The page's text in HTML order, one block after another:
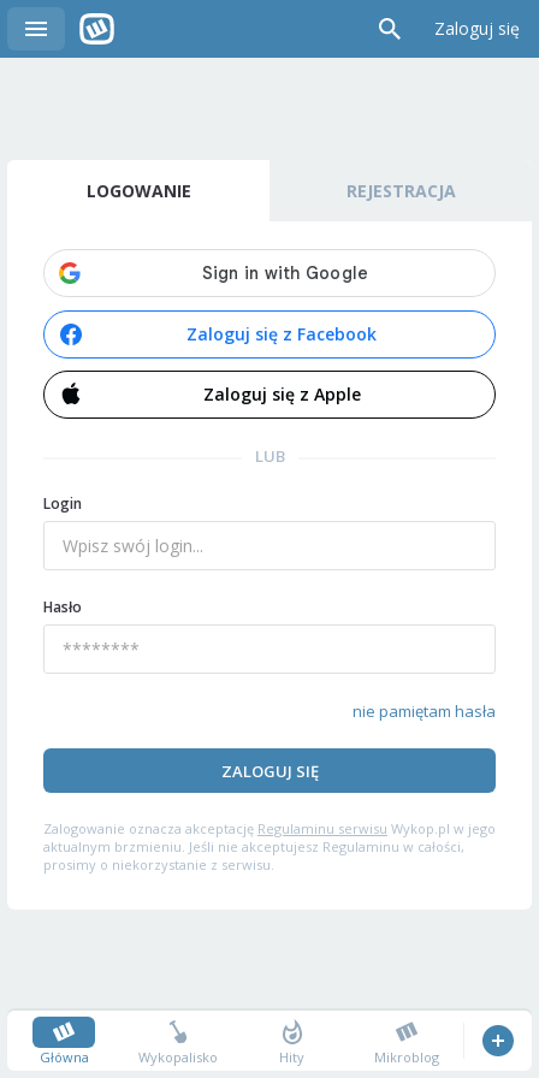
Zaloguj się
LOGOWANIE REJESTRACJA
Zaloguj się z Facebook
Zaloguj się z Apple
LUB
Login
Hasło
nie pamiętam hasła
ZALOGUJ SIĘ
Zalogowanie oznacza akceptację Regulaminu serwisu Wykop.pl w jego
aktualnym brzmieniu. Jeśli nie akceptujesz Regulaminu w całości,
prosimy o niekorzystanie z serwisu.
Główna Wykopalisko Hity Mikroblog